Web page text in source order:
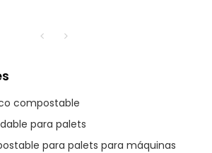
compostable
para palets
para palets para máquinas